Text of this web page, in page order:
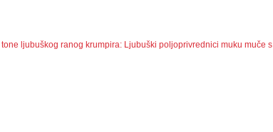
ljubuškog ranog krumpira: Ljubuški poljoprivrednici muku muče s